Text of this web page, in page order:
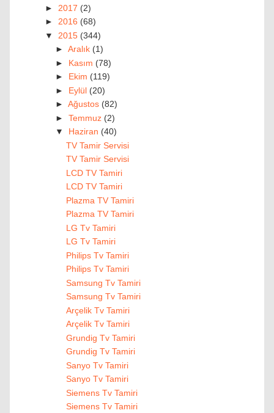
► 2017 (2)
► 2016 (68)
▼ 2015 (344)
► Aralık (1)
► Kasım (78)
► Ekim (119)
► Eylül (20)
► Ağustos (82)
► Temmuz (2)
▼ Haziran (40)
TV Tamir Servisi
TV Tamir Servisi
LCD TV Tamiri
LCD TV Tamiri
Plazma TV Tamiri
Plazma TV Tamiri
LG Tv Tamiri
LG Tv Tamiri
Philips Tv Tamiri
Philips Tv Tamiri
Samsung Tv Tamiri
Samsung Tv Tamiri
Arçelik Tv Tamiri
Arçelik Tv Tamiri
Grundig Tv Tamiri
Grundig Tv Tamiri
Sanyo Tv Tamiri
Sanyo Tv Tamiri
Siemens Tv Tamiri
Siemens Tv Tamiri